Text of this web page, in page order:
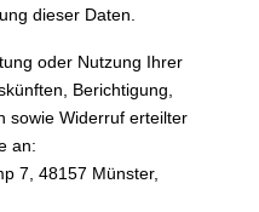
dieser Daten.
oder Nutzung Ihrer
Berichtigung,
sowie Widerruf erteilter
an:
7, 48157 Münster,